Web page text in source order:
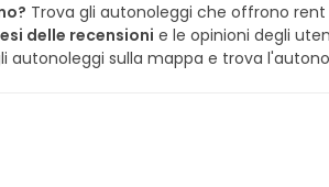
Trova gli autonoleggi che offrono
delle recensioni e le opinioni degli
autonoleggi sulla mappa e trova